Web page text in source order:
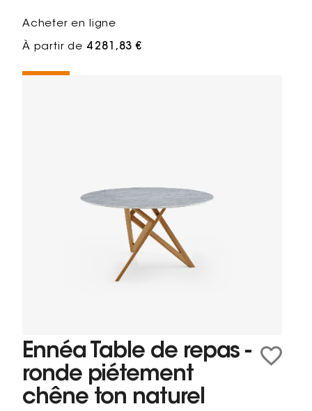
Acheter en ligne
À partir de 4 281,83 €
Ennéa Table de repas -
ronde piétement
chêne ton naturel